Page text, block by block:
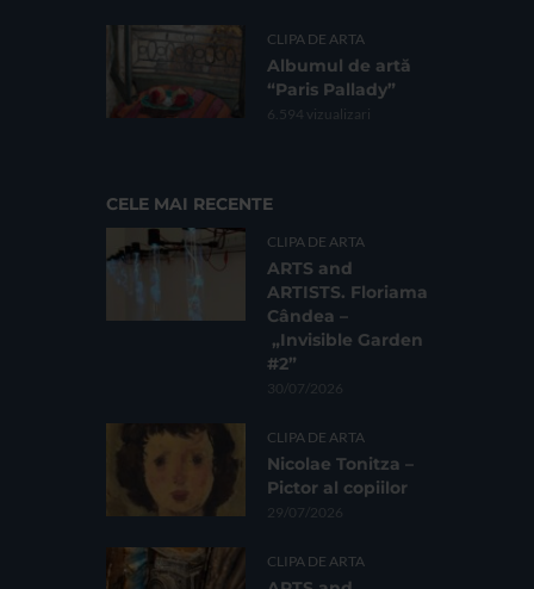
CLIPA DE ARTA
Albumul de artă
“Paris Pallady”
6.594 vizualizari
CELE MAI RECENTE
CLIPA DE ARTA
ARTS and
ARTISTS. Floriama
Cândea –
„Invisible Garden
#2”
30/07/2026
CLIPA DE ARTA
Nicolae Tonitza –
Pictor al copiilor
29/07/2026
CLIPA DE ARTA